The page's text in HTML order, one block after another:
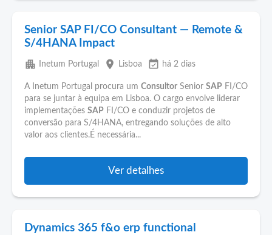
Senior SAP FI/CO Consultant — Remote &
S/4HANA Impact
apartment Inetum Portugal place Lisboa event_available há 2 dias
A Inetum Portugal procura um Consultor Senior SAP FI/CO
para se juntar à equipa em Lisboa. O cargo envolve liderar
implementações SAP FI/CO e conduzir projetos de
conversão para S/4HANA, entregando soluções de alto
valor aos clientes.É necessária...
Ver detalhes
Dynamics 365 f&o erp functional